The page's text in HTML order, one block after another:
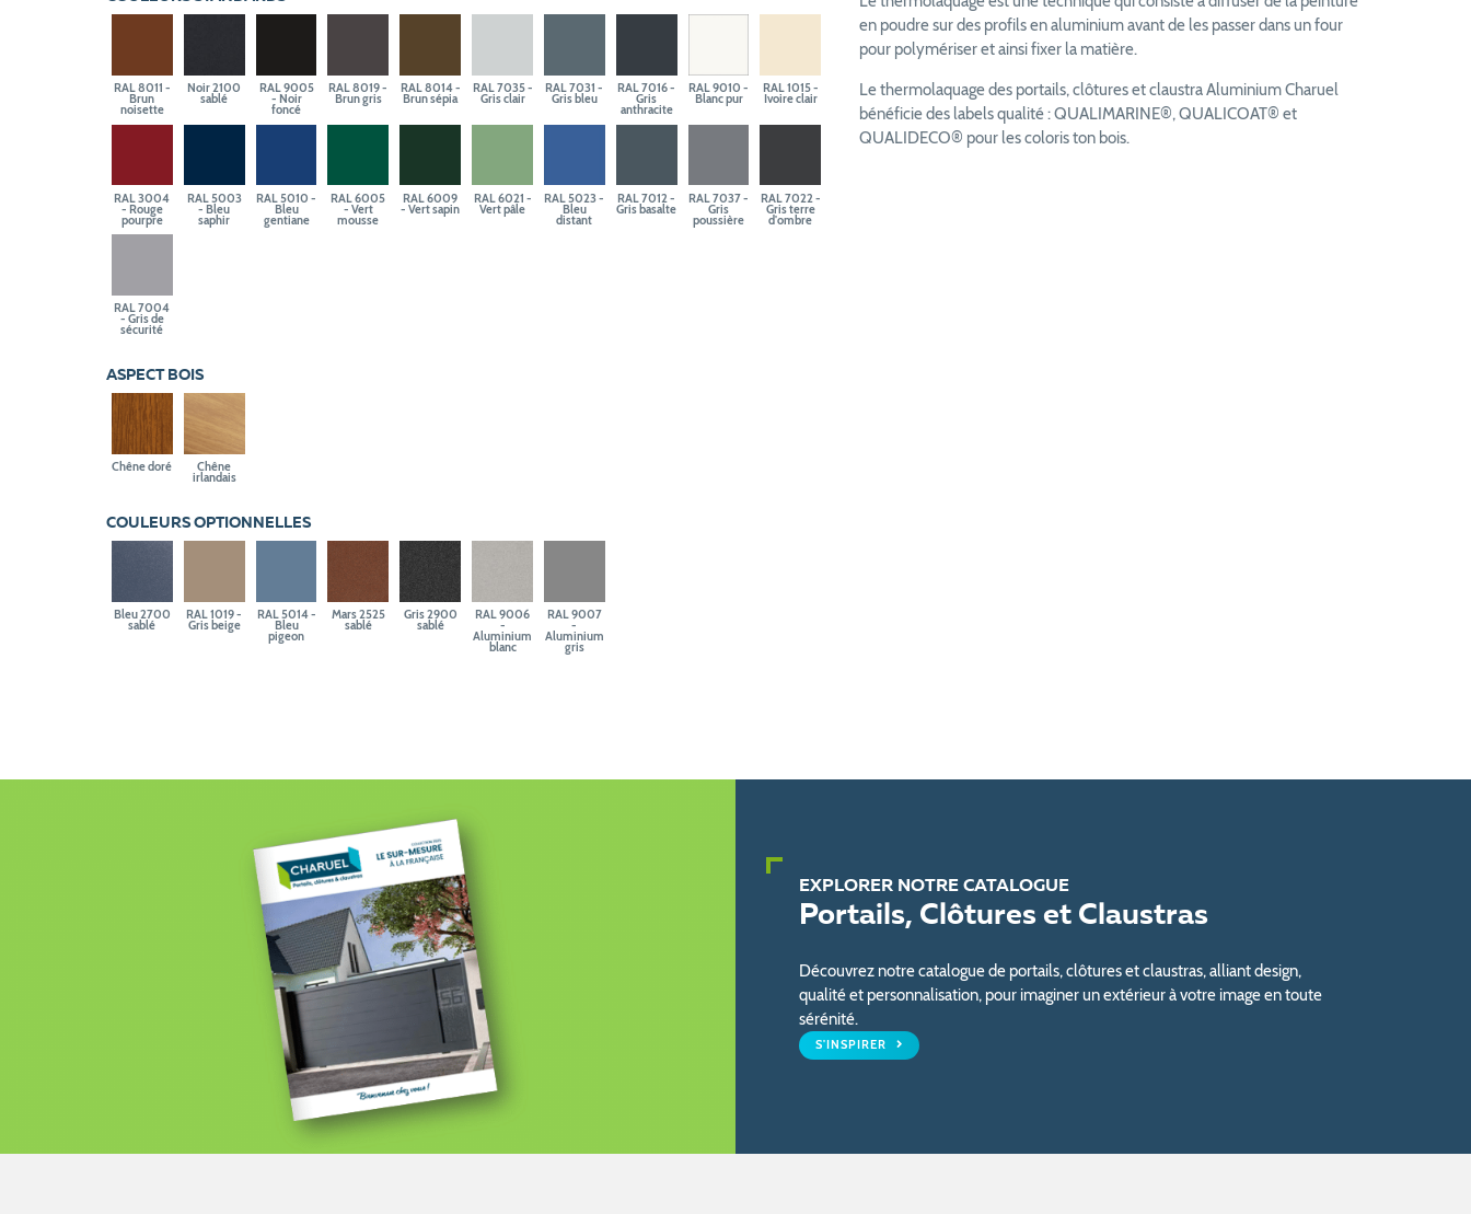
RAL 8011 -
Brun
noisette
Noir 2100
sablé
RAL 9005
- Noir
foncé
RAL 8019 -
Brun gris
RAL 8014 -
Brun sépia
RAL 7035 -
Gris clair
RAL 7031 -
Gris bleu
RAL 7016 -
Gris
anthracite
RAL 9010 -
Blanc pur
RAL 1015 -
Ivoire clair
RAL 3004
- Rouge
pourpre
RAL 5003
- Bleu
saphir
RAL 5010 -
Bleu
gentiane
RAL 6005
- Vert
mousse
RAL 6009
- Vert sapin
RAL 6021 -
Vert pâle
RAL 5023 -
Bleu
distant
RAL 7012 -
Gris basalte
RAL 7037 -
Gris
poussière
RAL 7022 -
Gris terre
d'ombre
RAL 7004
- Gris de
sécurité
ASPECT BOIS
Chêne doré Chêne
irlandais
COULEURS OPTIONNELLES
Bleu 2700
sablé
RAL 1019 -
Gris beige
RAL 5014 -
Bleu
pigeon
Mars 2525
sablé
Gris 2900
sablé
RAL 9006
-
Aluminium
blanc
RAL 9007
-
Aluminium
gris
en poudre sur des profils en aluminium avant de les passer dans un four
pour polymériser et ainsi fixer la matière.
Le thermolaquage des portails, clôtures et claustra Aluminium Charuel
bénéficie des labels qualité : QUALIMARINE®, QUALICOAT® et
QUALIDECO® pour les coloris ton bois.
EXPLORER NOTRE CATALOGUE
Portails, Clôtures et Claustras
Découvrez notre catalogue de portails, clôtures et claustras, alliant design,
qualité et personnalisation, pour imaginer un extérieur à votre image en toute
sérénité.
S'INSPIRER